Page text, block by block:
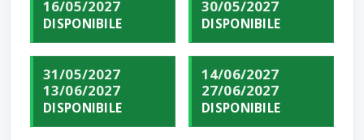
16/05/2027
DISPONIBILE
30/05/2027
DISPONIBILE
31/05/2027
13/06/2027
DISPONIBILE
14/06/2027
27/06/2027
DISPONIBILE